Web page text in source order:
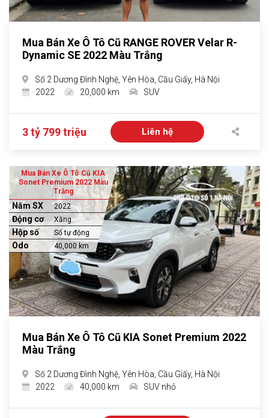
Mua Bán Xe Ô Tô Cũ RANGE ROVER Velar R-
Dynamic SE 2022 Màu Trắng
Số 2 Dương Đình Nghệ, Yên Hòa, Cầu Giấy, Hà Nội
2022
20,000 km SUV
3 tỷ 799 triệu Liên hệ
Mua Bán Xe Ô Tô Cũ KIA
Sonet Premium 2022 Màu
Trắng
Năm SX 2022
Động cơ Xăng
Hộp số Số tự động
Odo 40,000 km
Mua Bán Xe Ô Tô Cũ KIA Sonet Premium 2022
Màu Trắng
Số 2 Dương Đình Nghệ, Yên Hòa, Cầu Giấy, Hà Nội
2022
40,000 km SUV nhỏ